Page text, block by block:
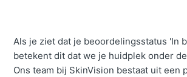
Als je ziet dat je beoordelingsstatus 'In
betekent dit dat we je huidplek onder
Ons team bij SkinVision bestaat uit een